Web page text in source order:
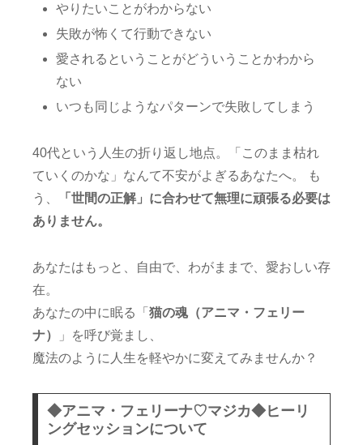
やりたいことがわからない
失敗が怖くて行動できない
愛されるということがどういうことかわから
ない
いつも同じようなパターンで失敗してしまう
40代という人生の折り返し地点。「このまま枯れ
ていくのかな」なんて不安がよぎるあなたへ。 も
う、
「世間の正解」に合わせて無理に頑張る必要は
ありません。
あなたはもっと、自由で、わがままで、愛おしい存
在。
あなたの中に眠る「 猫の魂（アニマ・フェリー
ナ）
」を呼び覚まし、
魔法のように人生を軽やかに変えてみませんか？
◆アニマ・フェリーナ♡マジカ◆ヒーリ
ングセッションについて